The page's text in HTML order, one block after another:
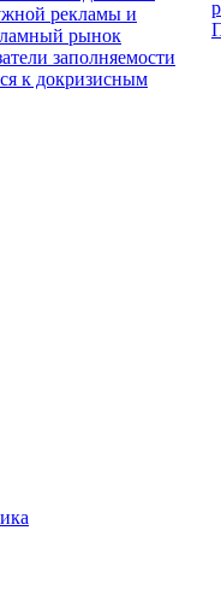
рекламы и
рынок
заполняемости
к докризисным